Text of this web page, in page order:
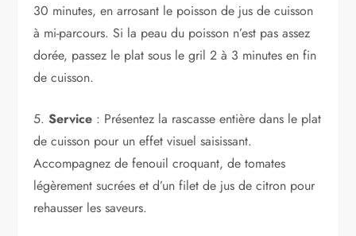
30 minutes, en arrosant le poisson de jus de cuisson
à mi-parcours. Si la peau du poisson n’est pas assez
dorée, passez le plat sous le gril 2 à 3 minutes en fin
de cuisson.
5.Service : Présentez la rascasse entière dans le plat
de cuisson pour un effet visuel saisissant.
Accompagnez de fenouil croquant, de tomates
légèrement sucrées et d’un filet de jus de citron pour
rehausser les saveurs.